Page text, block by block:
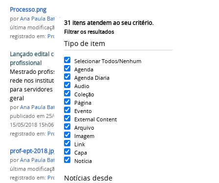
31 itens atendem ao seu critério.
Filtrar os resultados
Tipo de item
Selecionar Todos/Nenhum
Agenda
Agenda Diaria
Audio
Coleção
Página
Evento
External Content
Arquivo
Imagem
Link
Capa
Notícia
Notícias desde
Processo.png
porAna Paula Batista
última modificação
em 15/05/2018 15h06
registrado em: ProfEPT ,edital
Lançado edital com 820 vagas para mestrado
profissional
Mestrado profissional é o primeiro ofertado em
rede nos institutos federais, com vagas tanto
para servidores quanto para a comunidade em
geral
porAna Paula Batista
publicado em 25/01/2018 última modificação
15/05/2018 15h06
registrado em: ProfEPT, edital
prof-ept-2018.jpg
porAna Paula Batista
última modificação
registrado em: ProfEPT,ProfEPT 2018,edital